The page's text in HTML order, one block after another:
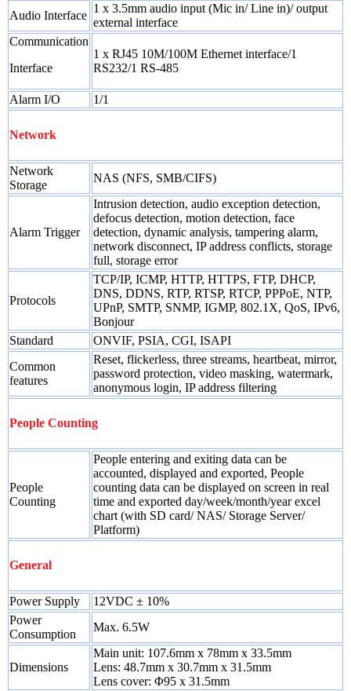
Audio Interface
1 x 3.5mm audio input (Mic in/ Line in)/ output
external interface
Communication
Interface
1 x RJ45 10M/100M Ethernet interface/1
RS232/1 RS-485
Alarm I/O 1/1
Network
Network
Storage
NAS (NFS, SMB/CIFS)
Alarm Trigger
Intrusion detection, audio exception detection,
defocus detection, motion detection, face
detection, dynamic analysis, tampering alarm,
network disconnect, IP address conflicts, storage
full, storage error
Protocols
TCP/IP, ICMP, HTTP, HTTPS, FTP, DHCP,
DNS, DDNS, RTP, RTSP, RTCP, PPPoE, NTP,
UPnP, SMTP, SNMP, IGMP, 802.1X, QoS, IPv6,
Bonjour
Standard
ONVIF, PSIA, CGI, ISAPI
Common
features
Reset, flickerless, three streams, heartbeat, mirror,
password protection, video masking, watermark,
anonymous login, IP address filtering
People Counting
People
Counting
People entering and exiting data can be
accounted, displayed and exported, People
counting data can be displayed on screen in real
time and exported day/week/month/year excel
chart (with SD card/ NAS/ Storage Server/
Platform)
General
Power Supply
12VDC ± 10%
Power
Consumption
Max. 6.5W
Dimensions
Main unit: 107.6mm x 78mm x 33.5mm
Lens: 48.7mm x 30.7mm x 31.5mm
Lens cover: Φ95 x 31.5mm